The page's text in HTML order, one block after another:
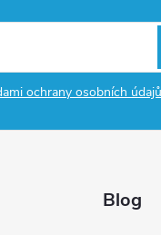
ochrany osobních údajů
Blog